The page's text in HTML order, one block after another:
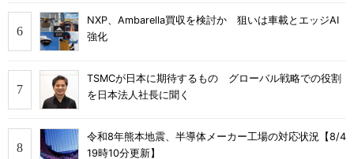
NXP、Ambarella買収を検討か 狙いは車載とエッジAI
強化
TSMCが日本に期待するもの グローバル戦略での役割
を日本法人社長に聞く
令和8年熊本地震、半導体メーカー工場の対応状況【8/4
19時10分更新】